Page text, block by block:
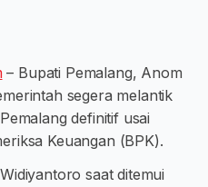
– Bupati Pemalang, Anom
segera melantik
definitif usai
Keuangan (BPK).
saat ditemui